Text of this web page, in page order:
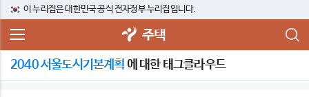
이 누리집은 대한민국 공식 전자정부 누리집입니다.
주택
2040 서울도시기본계획 에 대한 태그클라우드